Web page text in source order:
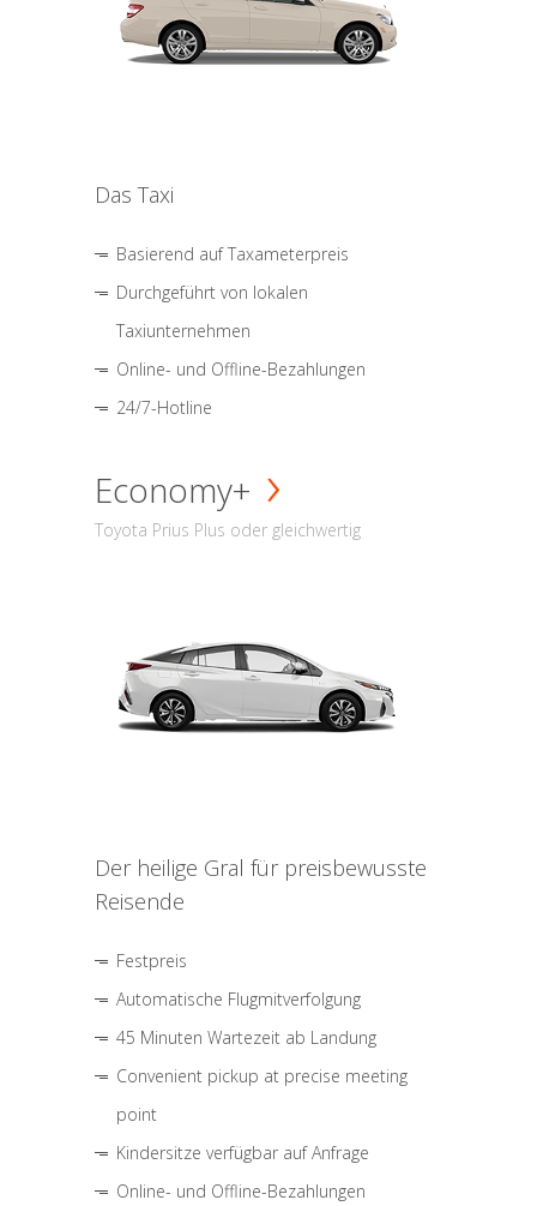
Das Taxi
Basierend auf Taxameterpreis
Durchgeführt von lokalen
Taxiunternehmen
Online- und Offline-Bezahlungen
24/7-Hotline
Economy+
Toyota Prius Plus oder gleichwertig
Der heilige Gral für preisbewusste
Reisende
Festpreis
Automatische Flugmitverfolgung
45 Minuten Wartezeit ab Landung
Convenient pickup at precise meeting
point
Kindersitze verfügbar auf Anfrage
Online- und Offline-Bezahlungen